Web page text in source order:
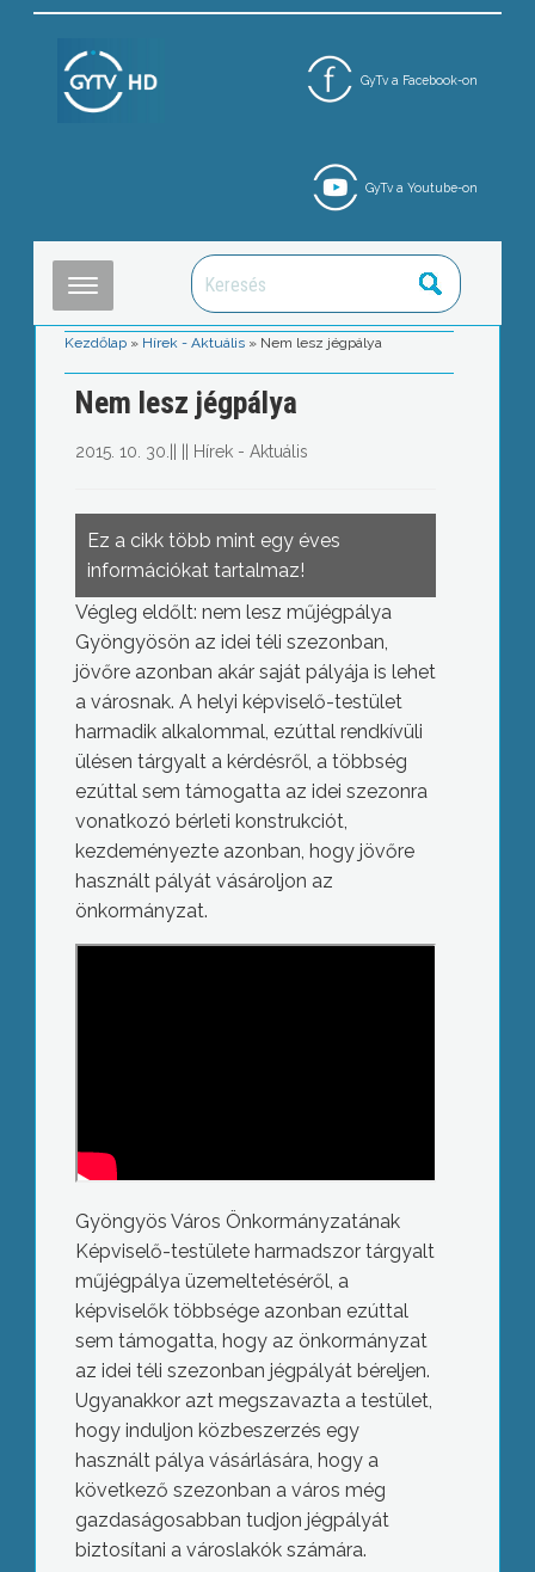
GyTv a Facebook-on
GyTv a Youtube-on
Kezdőlap » Hírek - Aktuális » Nem lesz jégpálya
Nem lesz jégpálya
2015. 10. 30. Hírek - Aktuális
Ez a cikk több mint egy éves
információkat tartalmaz!
Végleg eldőlt: nem lesz műjégpálya
Gyöngyösön az idei téli szezonban,
jövőre azonban akár saját pályája is lehet
a városnak. A helyi képviselő-testület
harmadik alkalommal, ezúttal rendkívüli
ülésen tárgyalt a kérdésről, a többség
ezúttal sem támogatta az idei szezonra
vonatkozó bérleti konstrukciót,
kezdeményezte azonban, hogy jövőre
használt pályát vásároljon az
önkormányzat.
Gyöngyös Város Önkormányzatának
Képviselő-testülete harmadszor tárgyalt
műjégpálya üzemeltetéséről, a
képviselők többsége azonban ezúttal
sem támogatta, hogy az önkormányzat
az idei téli szezonban jégpályát béreljen.
Ugyanakkor azt megszavazta a testület,
hogy induljon közbeszerzés egy
használt pálya vásárlására, hogy a
következő szezonban a város még
gazdaságosabban tudjon jégpályát
biztosítani a városlakók számára.